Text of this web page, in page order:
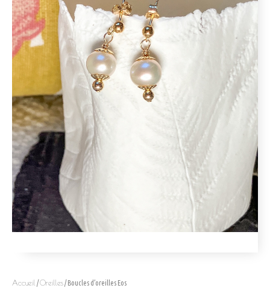
Accueil /Oreilles/ Boucles d’oreilles Eos